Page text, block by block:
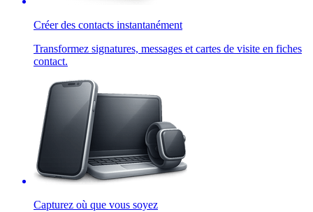
Créer des contacts instantanément
Transformez signatures, messages et cartes de visite en fiches
contact.
Capturez où que vous soyez